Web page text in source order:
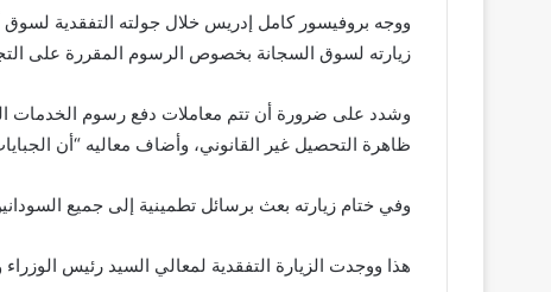
ووجه بروفيسور كامل إدريس خلال جولته التفقدية لسوق
زيارته لسوق السجانة بخصوص الرسوم المقررة على التجار خلال السنوات الماضية (٢٠٢٣-٢٠٢٤-٢٠٢٥)
وشدد على ضرورة أن تتم معاملات دفع رسوم الخدمات
ظاهرة التحصيل غير القانوني، وأضاف معاليه “أن
وفي ختام زيارته بعث برسائل تطمينية إلى جميع
هذا ووجدت الزيارة التفقدية لمعالي السيد رئيس